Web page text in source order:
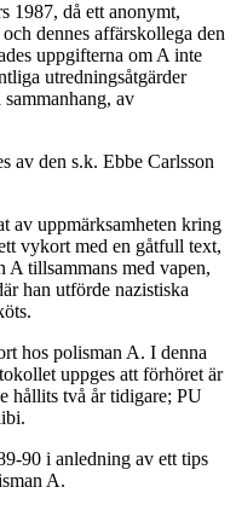
1987, då ett anonymt,
dennes affärskollega den
uppgifterna om A inte
utredningsåtgärder
av
av den s.k. Ebbe Carlsson
av uppmärksamheten kring
vykort med en gåtfull text,
A tillsammans med vapen,
han utförde nazistiska
hos polisman A. I denna
uppges att förhöret är
hållits två år tidigare; PU
90 i anledning av ett tips
A.